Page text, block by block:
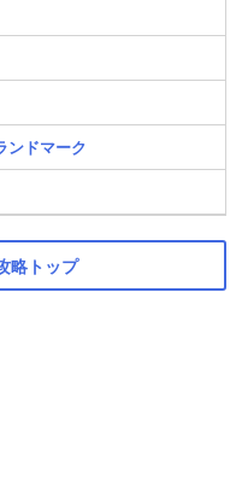
ンドマーク
略トップ